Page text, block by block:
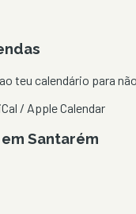
teu calendário para
/ Apple Calendar
Santarém